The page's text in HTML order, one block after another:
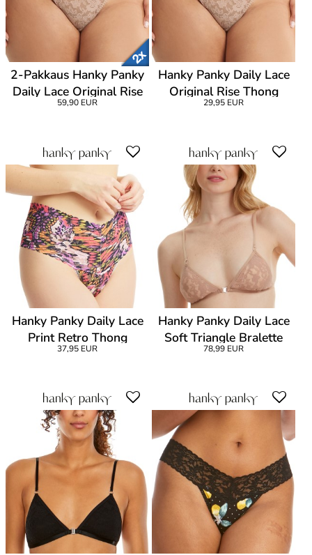
2-Pakkaus Hanky Panky
Daily Lace Original Rise
Thong
59,90 EUR
Hanky Panky Daily Lace
Original Rise Thong
29,95 EUR
Hanky Panky Daily Lace
Print Retro Thong
37,95 EUR
Hanky Panky Daily Lace
Soft Triangle Bralette
78,99 EUR